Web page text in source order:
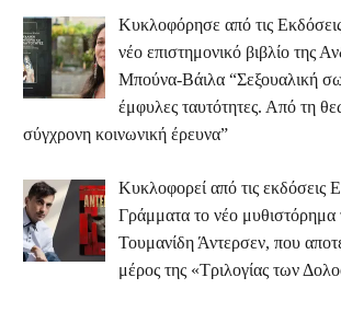
Κυκλοφόρησε από τις
νέο επιστημονικό βιβλίο της
Μπούνα-Βάιλα “Σεξουαλική
έμφυλες ταυτότητες. Από τη
σύγχρονη κοινωνική έρευνα”
Κυκλοφορεί από τις εκδόσεις
Γράμματα το νέο
Τουμανίδη Άντερσεν, που
μέρος της «Τριλογίας των